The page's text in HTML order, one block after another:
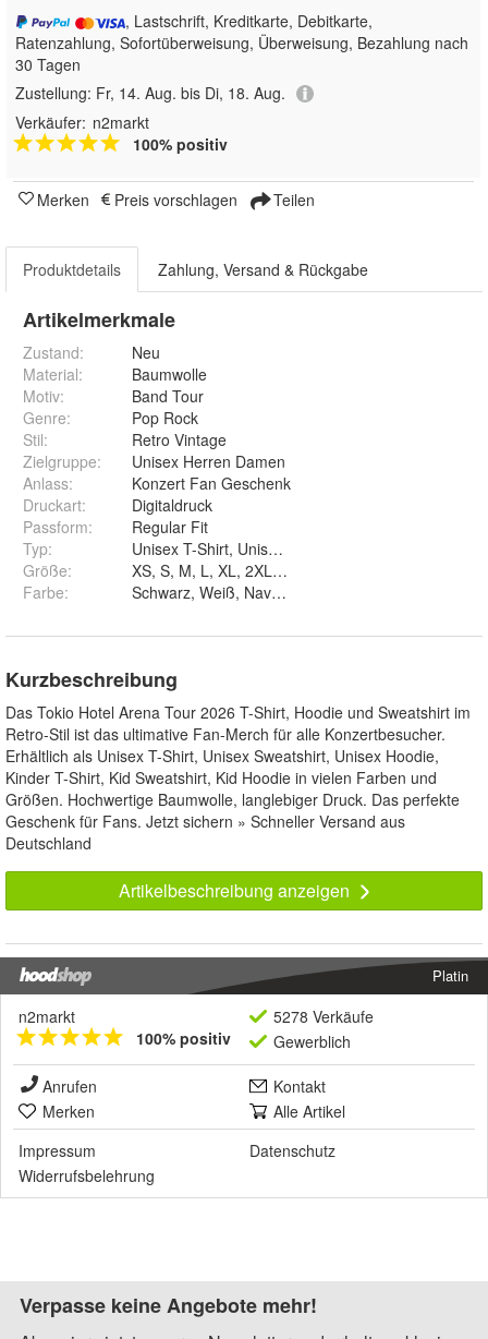
, Lastschrift, Kreditkarte, Debitkarte,
Ratenzahlung, Sofortüberweisung, Überweisung, Bezahlung nach
30 Tagen
Zustellung: Fr, 14. Aug. bis Di, 18. Aug.
Verkäufer: n2markt
100% positiv
Merken Preis vorschlagen Teilen
Produktdetails Zahlung, Versand & Rückgabe
Artikelmerkmale
Zustand:
Neu
Material:
Baumwolle
Motiv:
Band Tour
Genre:
Pop Rock
Stil:
Retro Vintage
Zielgruppe:
Unisex Herren Damen
Anlass:
Konzert Fan Geschenk
Druckart:
Digitaldruck
Passform:
Regular Fit
Typ:
Größe:
Farbe: Schwarz, Weiß, Navy, Rot, Burgundy, Bottle
Kurzbeschreibung
Das Tokio Hotel Arena Tour 2026 T-Shirt, Hoodie und Sweatshirt im
Retro-Stil ist das ultimative Fan-Merch für alle Konzertbesucher.
Erhältlich als Unisex T-Shirt, Unisex Sweatshirt, Unisex Hoodie,
Kinder T-Shirt, Kid Sweatshirt, Kid Hoodie in vielen Farben und
Größen. Hochwertige Baumwolle, langlebiger Druck. Das perfekte
Geschenk für Fans. Jetzt sichern » Schneller Versand aus
Deutschland
Artikelbeschreibung anzeigen
Platin
n2markt
100% positiv
5278 Verkäufe
Gewerblich
Anrufen
Kontakt
Merken
Alle Artikel
Impressum
Datenschutz
Widerrufsbelehrung
Verpasse keine Angebote mehr!